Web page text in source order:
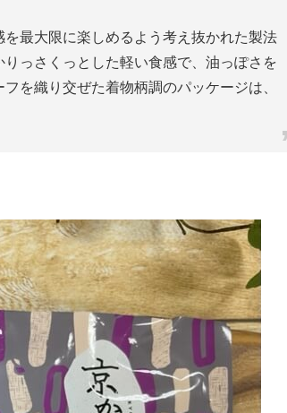
最大限に楽しめるよう考え抜かれた製法
っさくっとした軽い食感で、油っぽさを
を織り交ぜた着物柄調のパッケージは、